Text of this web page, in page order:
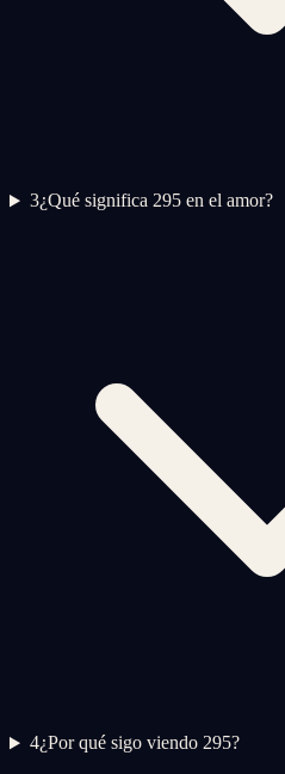
3¿Qué significa 295 en el amor?
4¿Por qué sigo viendo 295?